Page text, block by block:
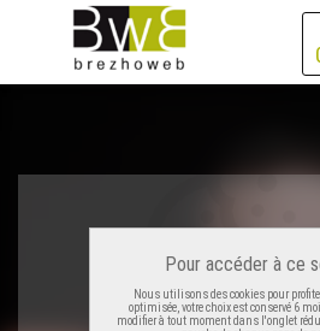
Pour accéder à ce
Nous utilisons des cookies pour
optimisée, votre choix est conservé 6
modifier à tout moment dans l'onglet